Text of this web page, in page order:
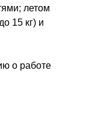
летом
15 кг) и
о работе